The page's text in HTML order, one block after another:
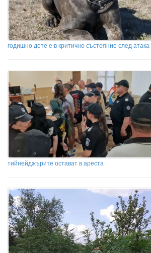
годишно дете е в критично състояние след
тийнейджърите остават в ареста